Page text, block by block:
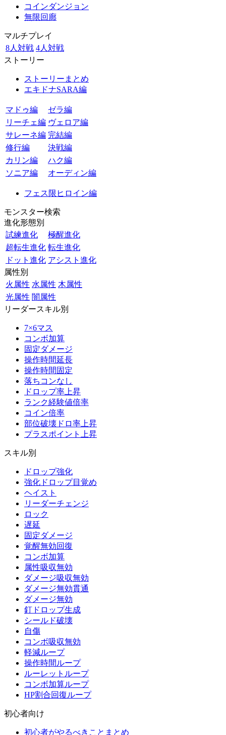
コインダンジョン
無限回廊
マルチプレイ
8人対戦 4人対戦
ストーリー
ストーリーまとめ
エキドナSARA編
マドゥ編
ゼラ編
リーチェ編 ヴェロア編
サレーネ編 完結編
修行編
決戦編
カリン編
ハク編
ソニア編
オーディン編
フェス限ヒロイン編
モンスター検索
進化形態別
試練進化
極醒進化
超転生進化 転生進化
ドット進化 アシスト進化
属性別
火属性 水属性 木属性
光属性 闇属性
リーダースキル別
7×6マス
コンボ加算
固定ダメージ
操作時間延長
操作時間固定
落ちコンなし
ドロップ率上昇
ランク経験値倍率
コイン倍率
部位破壊ドロ率上昇
プラスポイント上昇
スキル別
ドロップ強化
強化ドロップ目覚め
ヘイスト
リーダーチェンジ
ロック
遅延
固定ダメージ
覚醒無効回復
コンボ加算
属性吸収無効
ダメージ吸収無効
ダメージ無効貫通
ダメージ無効
釘ドロップ生成
シールド破壊
自傷
コンボ吸収無効
軽減ループ
操作時間ループ
ルーレットループ
コンボ加算ループ
HP割合回復ループ
初心者向け
初心者がやるべきことまとめ